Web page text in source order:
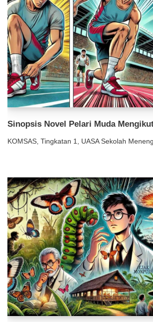
Sinopsis Novel Pelari Muda
KOMSAS, Tingkatan 1, UASA Sekolah